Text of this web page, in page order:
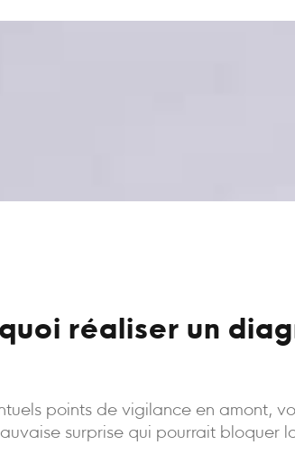
réaliser un
points de vigilance en amont,
surprise qui pourrait bloquer